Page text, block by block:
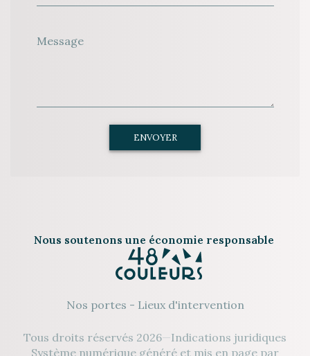
Message
ENVOYER
Nous soutenons une économie responsable
Nos portes - Lieux d'intervention
Tous droits réservés 2026—Indications juridiques
—
Système numérique généré et mis en page par